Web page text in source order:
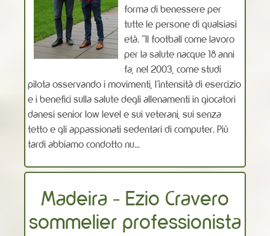
forma di benessere per
tutte le persone di qualsiasi
età. “Il football come lavoro
per la salute nacque 18 anni
fa, nel 2003, come studi
pilota osservando i movimenti, l’intensità di esercizio
e i benefici sulla salute degli allenamenti in giocatori
danesi senior low level e sui veterani, sui senza
tetto e gli appassionati sedentari di computer. Più
tardi abbiamo condotto nu...
Madeira - Ezio Cravero
sommelier professionista